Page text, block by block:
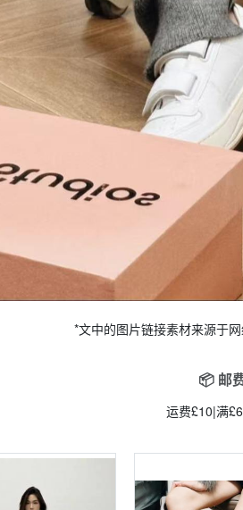
*文中的图片链接素材来源于
📦 邮
运费£10|满